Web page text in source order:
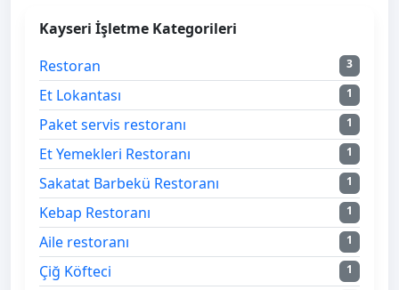
Kayseri İşletme Kategorileri
Restoran
3
Et Lokantası 1
Paket servis restoranı 1
Et Yemekleri Restoranı 1
Sakatat Barbekü Restoranı 1
Kebap Restoranı 1
Aile restoranı 1
Çiğ Köfteci 1